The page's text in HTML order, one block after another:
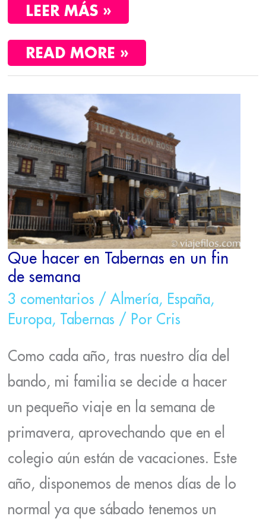
LEER MÁS »
READ MORE »
Que hacer en Tabernas en un fin
de semana
3 comentarios / Almería, España,
Europa, Tabernas / Por Cris
Como cada año, tras nuestro día del
bando, mi familia se decide a hacer
un pequeño viaje en la semana de
primavera, aprovechando que en el
colegio aún están de vacaciones. Este
año, disponemos de menos días de lo
normal ya que sábado tenemos un
QUE
HACER
EN
TABERNAS
EN
UN
FIN
DE
SEMANA